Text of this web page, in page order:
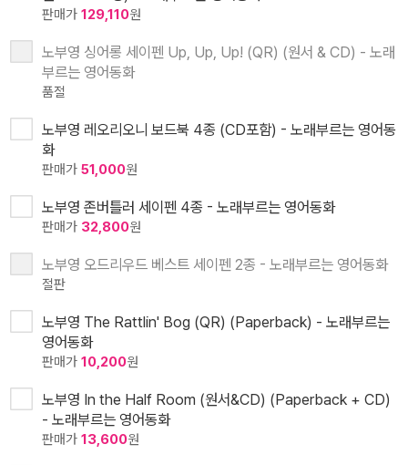
판매가 129,110원
노부영 싱어롱 세이펜 Up, Up, Up! (QR) (원서 & CD) - 노래
부르는 영어동화
품절
노부영 레오리오니 보드북 4종 (CD포함) - 노래부르는 영어동
화
판매가 51,000원
노부영 존버틀러 세이펜 4종 - 노래부르는 영어동화
판매가 32,800원
노부영 오드리우드 베스트 세이펜 2종 - 노래부르는 영어동화
절판
노부영 The Rattlin' Bog (QR) (Paperback) - 노래부르는
영어동화
판매가 10,200원
노부영 In the Half Room (원서&CD) (Paperback + CD)
- 노래부르는 영어동화
판매가 13,600원